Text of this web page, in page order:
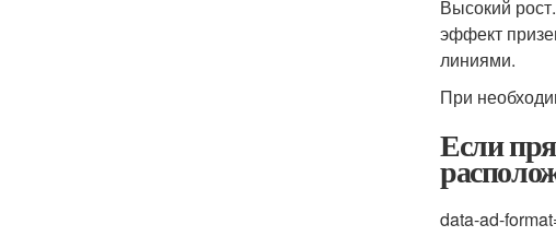
Высокий
эффект
линиями.
При
Если
data-ad-